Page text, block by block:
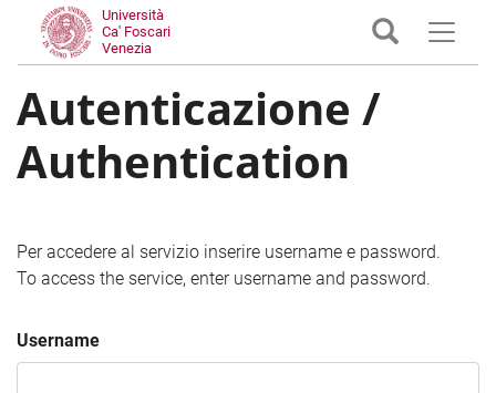
Università
Ca' Foscari
Venezia
Autenticazione /
Authentication
Per accedere al servizio inserire username e password.
To access the service, enter username and password.
Username